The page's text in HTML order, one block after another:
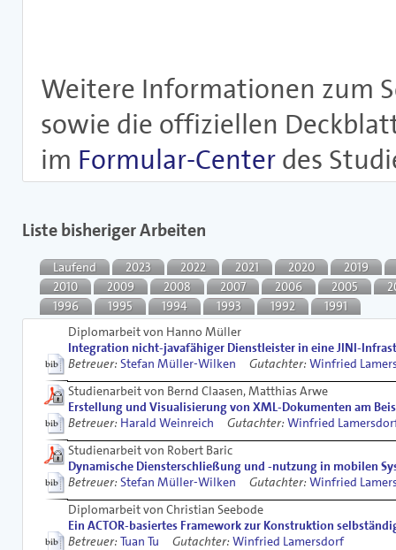
Weitere Informationen zum
sowie die offiziellen
im Formular-Center des
Liste bisheriger Arbeiten
Laufend 2023 2022 2021 2020
2019
2010
2009 2008 2007 2006 2005
1996
1995 1994 1993 1992
1991
Diplomarbeit von Hanno Müller
Integration nicht-javafähiger Dienstleister in eine JINI-
Betreuer: Stefan Müller-Wilken Gutachter: Winfried
Studienarbeit von Bernd Claasen, Matthias Arwe
Erstellung und Visualisierung von XML-Dokumenten am
Betreuer: Harald Weinreich Gutachter: Winfried
Studienarbeit von Robert Baric
Dynamische Diensterschließung und -nutzung in mobilen
Betreuer: Stefan Müller-Wilken Gutachter: Winfried
Diplomarbeit von Christian Seebode
Ein ACTOR-basiertes Framework zur Konstruktion
Betreuer: Tuan Tu Gutachter: Winfried Lamersdorf